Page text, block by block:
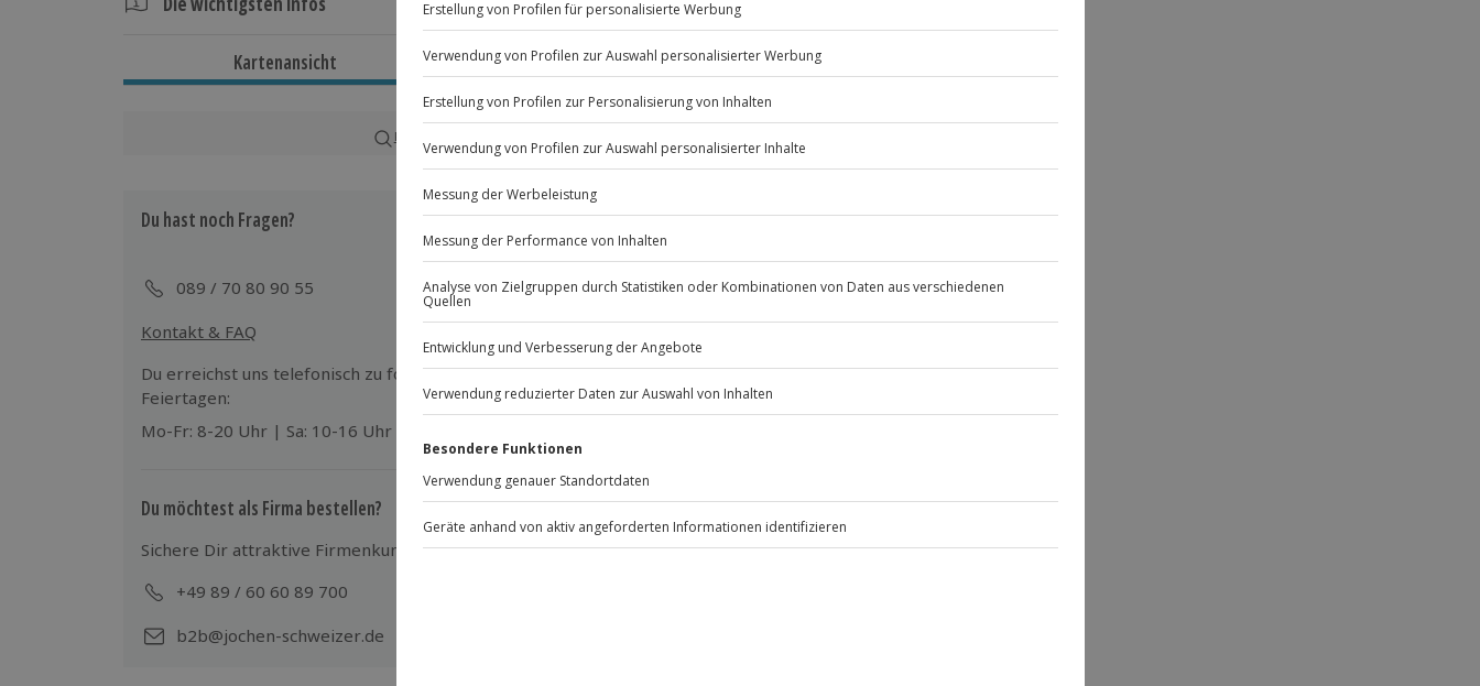
Ca. 2,5 Stunden
Ganzjährig zu bestimmten Terminen verfügbar
Teilnahmebedingungen
Teilnahme für Personen mit Handicap nach Absprache mit dem
Veranstalter möglich
Mitzubringen: Schreibsachen für Notizen
Wird gestellt: Leihschürze
Gutschein gültig für 1 Person
Gruppengröße: 8-20 Personen
Kartenansicht Listenansicht
© OpenStreetMaps
Karte in Großansicht
Du hast noch Fragen?
089 / 70 80 90 55
Kontakt & FAQ
Jochen SchweizerGmbH
81671 München
Du erreichst uns telefonisch zu folgenden Zeiten, außer an bundesweiten
Feiertagen:
Mo-Fr: 8-20 Uhr | Sa: 10-16 Uhr
Du möchtest als Firma bestellen?
Sichere Dir attraktive Firmenkunden Vorteile.
+49 89 / 60 60 89 700
b2b@jochen-schweizer.de